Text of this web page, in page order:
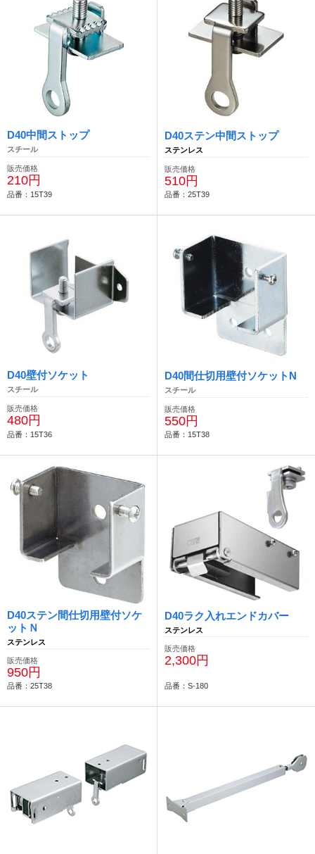
D40中間ストップ
スチール
販売価格
210円
品番：15T39
D40ステン中間ストップ
ステンレス
販売価格
510円
品番：25T39
D40壁付ソケット
スチール
販売価格
480円
品番：15T36
D40間仕切用壁付ソケットN
スチール
販売価格
550円
品番：15T38
D40ステン間仕切用壁付ソケ
ットＮ
ステンレス
販売価格
950円
品番：25T38
D40ラク入れエンドカバー
ステンレス
販売価格
2,300円
品番：S-180